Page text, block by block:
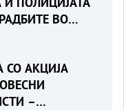
ВО
СО АКЦИЈА
–